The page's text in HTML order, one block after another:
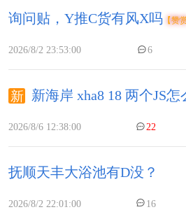
询问贴，Y推C货有风X吗【赞
2026/8/2 23:53:00 6
新海岸 xha8 18 两个JS怎
2026/8/6 12:38:00 22
抚顺天丰大浴池有D没？
2026/8/2 22:01:00 16